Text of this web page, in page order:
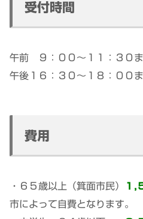
受付時間
午前 ９：００～１１：３０
午後１６：３０～１８：００
費用
・６５歳以上（箕面市民） １,
市によって自費となります。